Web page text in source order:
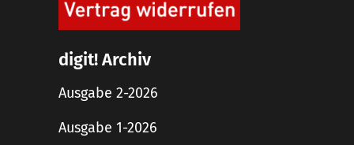
digit! Archiv
Ausgabe 2-2026
Ausgabe 1-2026